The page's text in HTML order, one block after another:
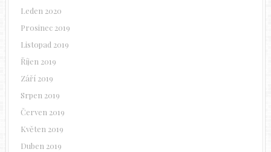
Leden 2020
Prosinec 2019
Listopad 2019
Říjen 2019
Září 2019
Srpen 2019
Červen 2019
Květen 2019
Duben 2019